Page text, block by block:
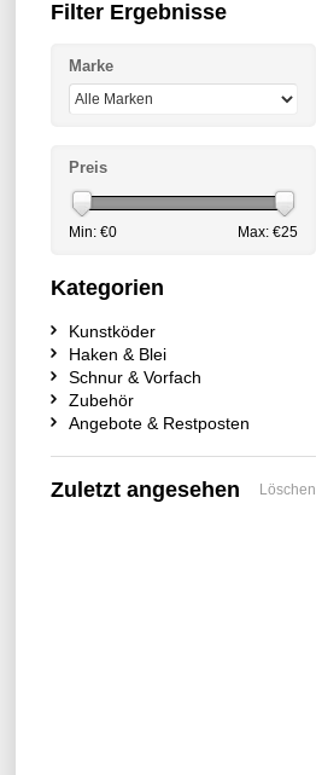
Filter Ergebnisse
Marke
Preis
Min: €0 Max: €25
Kategorien
Kunstköder
Haken & Blei
Schnur & Vorfach
Zubehör
Angebote & Restposten
Zuletzt angesehen Löschen